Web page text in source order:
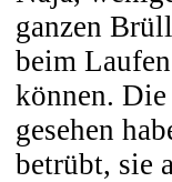
ganzen
beim
können.
gesehen
betrübt, sie